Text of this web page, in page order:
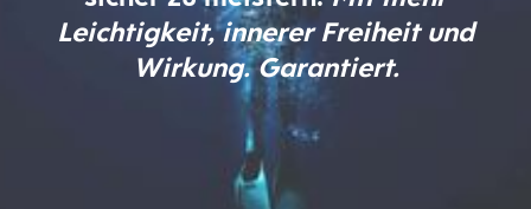
Leichtigkeit, innerer Freiheit und
Wirkung. Garantiert.